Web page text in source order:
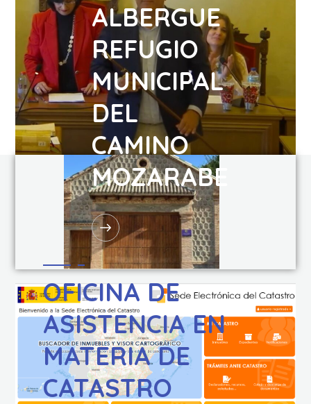
ALBERGUE
REFUGIO
MUNICIPAL
DEL
CAMINO
MOZARABE
OFICINA DE
ASISTENCIA EN
MATERIA DE
CATASTRO